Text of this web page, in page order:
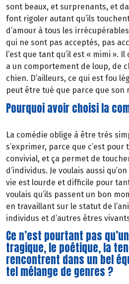
sont beaux, et surprenants, et
font rigoler autant qu’ils
d’amour à tous les
qui ne sont pas acceptés, pas
l’est que tant qu’il est « mimi ». Il
a un comportement de loup, de
chien. D’ailleurs, ce qui est fou
peut être tué que parce que son
Pourquoi avoir choisi la
La comédie oblige à être très
s’exprimer, parce que c’est pour
convivial, et ça permet de
d’individus. Je voulais aussi
vie est lourde et difficile pour
voulais qu’ils passent un bon
en travaillant sur le statut de
individus et d’autres êtres
Ce n’est pourtant pas
tragique, le poétique, la
rencontrent dans un bel
tel mélange de genres ?